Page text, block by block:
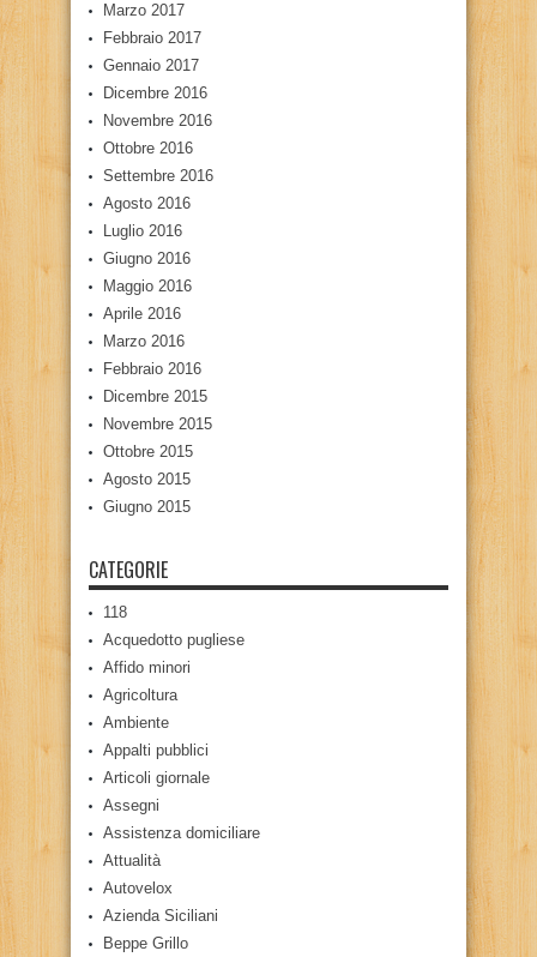
Marzo 2017
Febbraio 2017
Gennaio 2017
Dicembre 2016
Novembre 2016
Ottobre 2016
Settembre 2016
Agosto 2016
Luglio 2016
Giugno 2016
Maggio 2016
Aprile 2016
Marzo 2016
Febbraio 2016
Dicembre 2015
Novembre 2015
Ottobre 2015
Agosto 2015
Giugno 2015
CATEGORIE
118
Acquedotto pugliese
Affido minori
Agricoltura
Ambiente
Appalti pubblici
Articoli giornale
Assegni
Assistenza domiciliare
Attualità
Autovelox
Azienda Siciliani
Beppe Grillo